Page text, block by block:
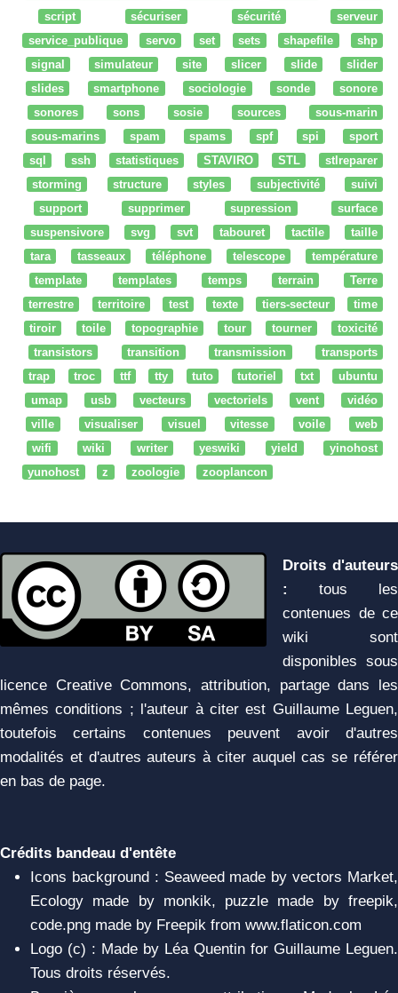
script
sécuriser sécurité
serveur
service_publique
servo set sets shapefile
shp
signal
simulateur site slicer slide
slider
slides
smartphone sociologie sonde
sonore
sonores
sons sosie sources
sous-marin
sous-marins
spam spams spf spi
sport
sql
ssh statistiques STAVIRO STL
stlreparer
storming
structure styles subjectivité
suivi
support
supprimer supression
surface
suspensivore
svg svt tabouret tactile
taille
tara
tasseaux téléphone telescope
température
template
templates temps terrain
Terre
terrestre
territoire test texte tiers-secteur
time
tiroir
toile topographie tour tourner
toxicité
transistors
transition transmission
transports
trap
troc ttf tty tuto tutoriel txt
ubuntu
umap
usb vecteurs vectoriels vent
vidéo
ville
visualiser visuel vitesse voile
web
wifi
wiki writer yeswiki yield
yinohost
yunohost
z zoologie zooplancon
Droits d'auteurs
:
tous les
contenues de ce
wiki sont
disponibles sous
licence Creative Commons, attribution, partage dans les
mêmes conditions ; l'auteur à citer est Guillaume Leguen,
toutefois certains contenues peuvent avoir d'autres
modalités et d'autres auteurs à citer auquel cas se référer
en bas de page.
Crédits bandeau d'entête
Icons background : Seaweed made by vectors Market,
Ecology made by monkik, puzzle made by freepik,
code.png made by Freepik from www.flaticon.com
Logo (c) : Made by Léa Quentin for Guillaume Leguen.
Tous droits réservés.